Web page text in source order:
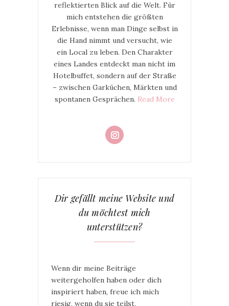
reflektierten Blick auf die Welt. Für
mich entstehen die größten
Erlebnisse, wenn man Dinge selbst in
die Hand nimmt und versucht, wie
ein Local zu leben. Den Charakter
eines Landes entdeckt man nicht im
Hotelbuffet, sondern auf der Straße
– zwischen Garküchen, Märkten und
spontanen Gesprächen. Read More
Dir gefällt meine Website und
du möchtest mich
unterstützen?
Wenn dir meine Beiträge
weitergeholfen haben oder dich
inspiriert haben, freue ich mich
riesig, wenn du sie teilst,